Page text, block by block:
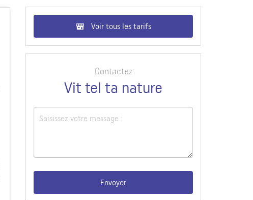
Voir tous les tarifs
Contactez
Vit tel ta nature
Envoyer